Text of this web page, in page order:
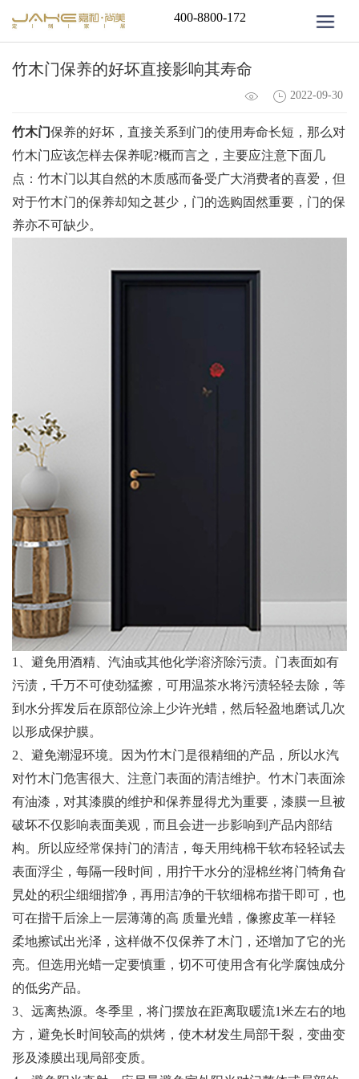
400-8800-172
竹木门保养的好坏直接影响其寿命
2022-09-30
竹木门保养的好坏，直接关系到门的使用寿命长短，那么对
竹木门应该怎样去保养呢?概而言之，主要应注意下面几
点：竹木门以其自然的木质感而备受广大消费者的喜爱，但
对于竹木门的保养却知之甚少，门的选购固然重要，门的保
养亦不可缺少。
1、避免用酒精、汽油或其他化学溶济除污渍。门表面如有
污渍，千万不可使劲猛擦，可用温茶水将污渍轻轻去除，等
到水分挥发后在原部位涂上少许光蜡，然后轻盈地磨试几次
以形成保护膜。
2、避免潮湿环境。因为竹木门是很精细的产品，所以水汽
对竹木门危害很大、注意门表面的清洁维护。竹木门表面涂
有油漆，对其漆膜的维护和保养显得尤为重要，漆膜一旦被
破坏不仅影响表面美观，而且会进一步影响到产品内部结
构。所以应经常保持门的清洁，每天用纯棉干软布轻轻试去
表面浮尘，每隔一段时间，用拧干水分的湿棉丝将门犄角旮
旯处的积尘细细揩净，再用洁净的干软细棉布揩干即可，也
可在揩干后涂上一层薄薄的高 质量光蜡，像擦皮革一样轻
柔地擦试出光泽，这样做不仅保养了木门，还增加了它的光
亮。但选用光蜡一定要慎重，切不可使用含有化学腐蚀成分
的低劣产品。
3、远离热源。冬季里，将门摆放在距离取暖流1米左右的地
方，避免长时间较高的烘烤，使木材发生局部干裂，变曲变
形及漆膜出现局部变质。